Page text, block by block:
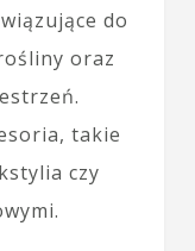
do
oraz
takie
czy